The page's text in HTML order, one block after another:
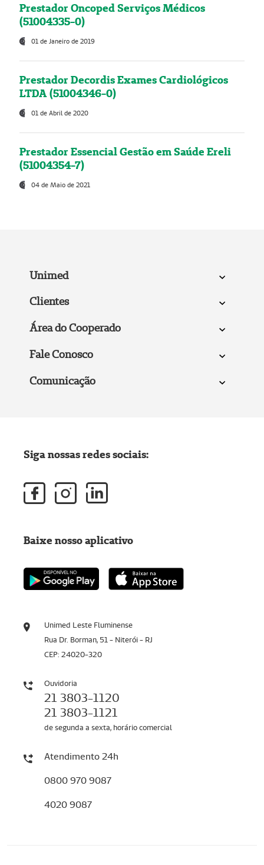
Prestador Oncoped Serviços Médicos
(51004335-0)
01 de Janeiro de 2019
Prestador Decordis Exames Cardiológicos
LTDA (51004346-0)
01 de Abril de 2020
Prestador Essencial Gestão em Saúde Ereli
(51004354-7)
04 de Maio de 2021
Unimed
Clientes
Área do Cooperado
Fale Conosco
Comunicação
Unimed Leste Fluminense
Rua Dr. Borman, 51 - Niterói - RJ
CEP: 24020-320
Ouvidoria
21 3803-1120
21 3803-1121
de segunda a sexta, horário comercial
Atendimento 24h
0800 970 9087
4020 9087
Siga nossas redes sociais:
Baixe nosso aplicativo